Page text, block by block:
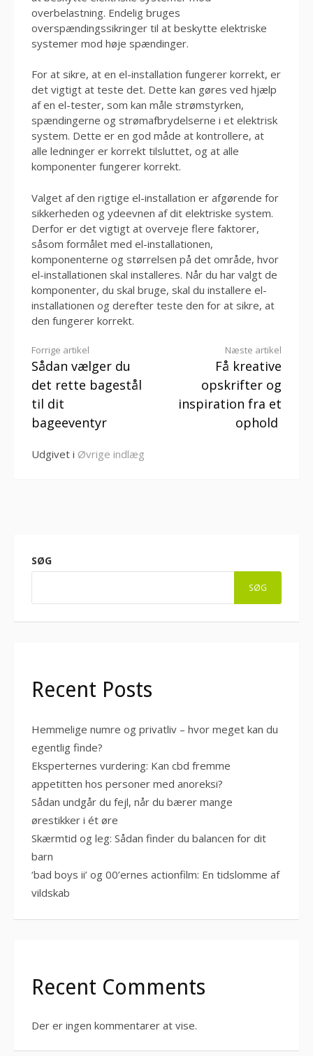
overbelastning. Endelig bruges
overspændingssikringer til at beskytte elektriske
systemer mod høje spændinger.
For at sikre, at en el-installation fungerer korrekt, er
det vigtigt at teste det. Dette kan gøres ved hjælp
af en el-tester, som kan måle strømstyrken,
spændingerne og strømafbrydelserne i et elektrisk
system. Dette er en god måde at kontrollere, at
alle ledninger er korrekt tilsluttet, og at alle
komponenter fungerer korrekt.
Valget af den rigtige el-installation er afgørende for
sikkerheden og ydeevnen af dit elektriske system.
Derfor er det vigtigt at overveje flere faktorer,
såsom formålet med el-installationen,
komponenterne og størrelsen på det område, hvor
el-installationen skal installeres. Når du har valgt de
komponenter, du skal bruge, skal du installere el-
installationen og derefter teste den for at sikre, at
den fungerer korrekt.
Læs
videre
Forrige artikel
Sådan vælger du
det rette bagestål
til dit
bageeventyr
Næste artikel
Få kreative
opskrifter og
inspiration fra et
ophold
Udgivet i Øvrige indlæg
SØG
SØG
Recent Posts
Hemmelige numre og privatliv – hvor meget kan du
egentlig finde?
Eksperternes vurdering: Kan cbd fremme
appetitten hos personer med anoreksi?
Sådan undgår du fejl, når du bærer mange
ørestikker i ét øre
Skærmtid og leg: Sådan finder du balancen for dit
barn
‘bad boys ii’ og 00’ernes actionfilm: En tidslomme af
vildskab
Recent Comments
Der er ingen kommentarer at vise.